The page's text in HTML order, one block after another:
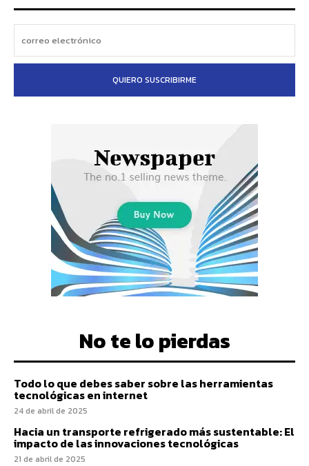
QUIERO SUSCRIBIRME
No te lo pierdas
Todo lo que debes saber sobre las herramientas
tecnológicas en internet
24 de abril de 2025
Hacia un transporte refrigerado más sustentable: El
impacto de las innovaciones tecnológicas
21 de abril de 2025